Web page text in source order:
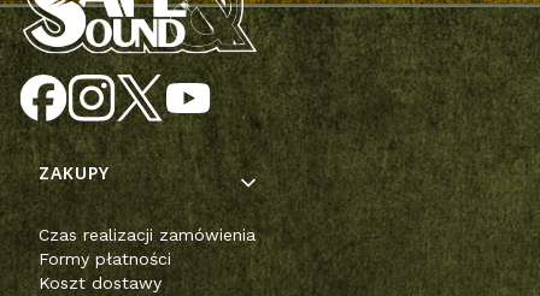
Linki w stopce
ZAKUPY
Czas realizacji zamówienia
Formy płatności
Koszt dostawy